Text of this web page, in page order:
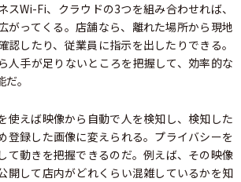
Wi-Fi、クラウドの3つを組み合わせれば、
がってくる。店舗なら、離れた場所から現地
認したり、従業員に指示を出したりできる。
人手が足りないところを把握して、効率的な
。
使えば映像から自動で人を検知し、検知した
登録した画像に変えられる。プライバシーを
て動きを把握できるのだ。例えば、その映像
開して店内がどれくらい混雑しているかを知